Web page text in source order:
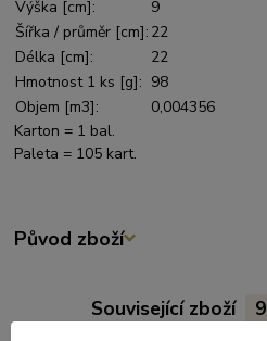
Výška [cm]:
9
Šířka / průměr [cm]: 22
Délka [cm]:
22
Hmotnost 1 ks [g]: 98
Objem [m3]:
0,004356
Karton = 1 bal.
Paleta = 105 kart.
Původ zboží
Související zboží 9